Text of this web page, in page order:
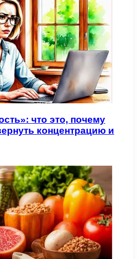
что это, почему
концентрацию и